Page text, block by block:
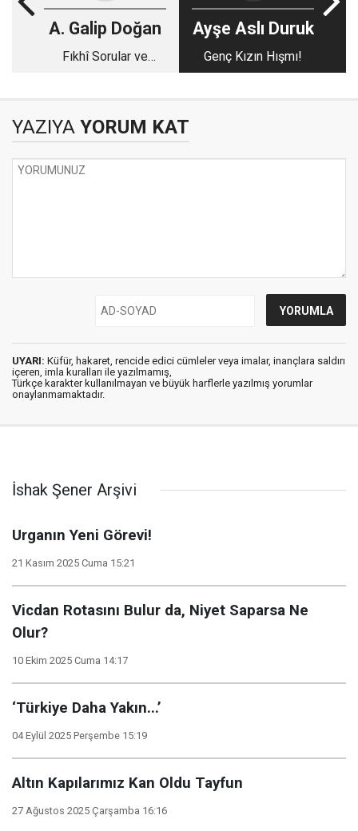
A. Galip Doğan
Fıkhî Sorular ve
Ayşe Aslı Duruk
Genç Kızın Hışmı!
YAZIYA YORUM KAT
UYARI: Küfür, hakaret, rencide edici cümleler veya imalar, inançlara saldırı
içeren, imla kuralları ile yazılmamış,
Türkçe karakter kullanılmayan ve büyük harflerle yazılmış yorumlar
onaylanmamaktadır.
İshak Şener Arşivi
Urganın Yeni Görevi!
21 Kasım 2025 Cuma 15:21
Vicdan Rotasını Bulur da, Niyet Saparsa Ne
Olur?
10 Ekim 2025 Cuma 14:17
‘Türkiye Daha Yakın...’
04 Eylül 2025 Perşembe 15:19
Altın Kapılarımız Kan Oldu Tayfun
27 Ağustos 2025 Çarşamba 16:16